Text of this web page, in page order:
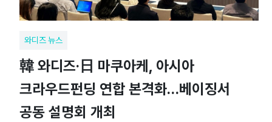
와디즈 뉴스
韓 와디즈·日 마쿠아케, 아시아
크라우드펀딩 연합 본격화…베이징서
공동 설명회 개최